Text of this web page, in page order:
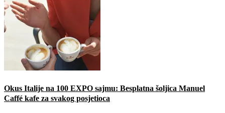
Okus Italije na 100 EXPO sajmu: Besplatna šoljica Manuel
Caffé kafe za svakog posjetioca